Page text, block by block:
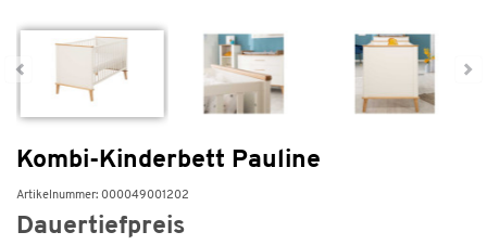
Kombi-Kinderbett Pauline
Artikelnummer: 000049001202
Dauertiefpreis